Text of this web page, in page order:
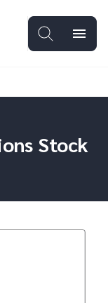
menu
Stock